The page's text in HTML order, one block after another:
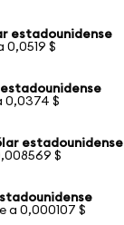
estadounidense
0,0519 $
0,0374 $
estadounidense
$
a 0,000107 $